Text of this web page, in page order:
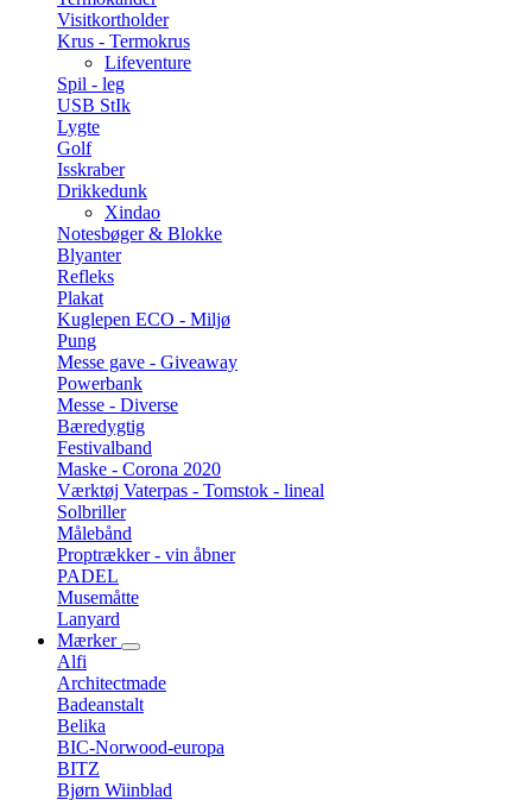
Visitkortholder
Krus - Termokrus
Lifeventure
Spil - leg
USB StIk
Lygte
Golf
Isskraber
Drikkedunk
Xindao
Notesbøger & Blokke
Blyanter
Refleks
Plakat
Kuglepen ECO - Miljø
Pung
Messe gave - Giveaway
Powerbank
Messe - Diverse
Bæredygtig
Festivalband
Maske - Corona 2020
Værktøj Vaterpas - Tomstok - lineal
Solbriller
Målebånd
Proptrækker - vin åbner
PADEL
Musemåtte
Lanyard
Mærker
Alfi
Architectmade
Badeanstalt
Belika
BIC-Norwood-europa
BITZ
Bjørn Wiinblad